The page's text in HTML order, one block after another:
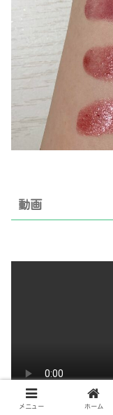
動画
メニュー ホーム